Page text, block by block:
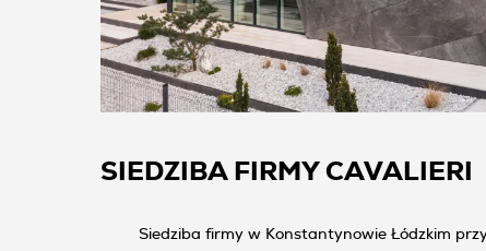
SIEDZIBA FIRMY CAVALIERI
Siedziba firmy w Konstantynowie Łódzkim